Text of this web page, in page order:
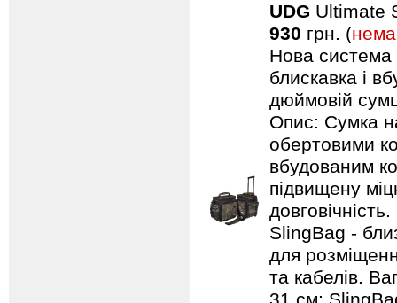
UDG Ultimate
930 грн. (
Нова система
блискавка і
дюймовій
Опис: Сумка
обертовими
вбудованим
підвищену
SlingBag -
для
та кабелів.